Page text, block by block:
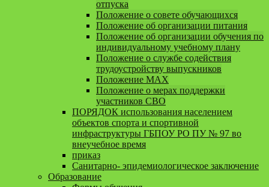
отпуска
Положение о совете обучающихся
Положение об организации питания
Положение об организации обучения по
индивидуальному учебному плану
Положение о службе содействия
трудоустройству выпускников
Положение MAX
Положение о мерах поддержки
участников СВО
ПОРЯДОК использования населением
объектов спорта и спортивной
инфраструктуры ГБПОУ РО ПУ № 97 во
внеучебное время
приказ
Санитарно- эпидемиологическое заключение
Образование